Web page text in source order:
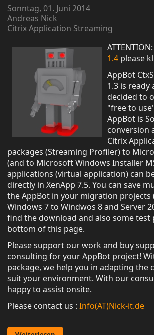
Sonntag, 01. Juni 2014
Andreas Nick
Citrix Application Streaming
ATTENTION:
1.4 please
AppBot
1.3 is ready
decided to
"free to
AppBot is
conversion
Citrix
packages (Streaming Profiler) to
(and to Microsoft Windows Installer
applications (virtual application) can
directly in XenApp 7.5. You can save
the AppBot in your migration projects
Windows 7 to Windwos 8 and Server
find the download and also some test
bottom of this page.
Please support our work and buy
consulting for your AppBot project!
package, we help you in adapting the
suit your environment. With our
happy to assist onsite.
Please contact us : Info(AT)Nick-it.de